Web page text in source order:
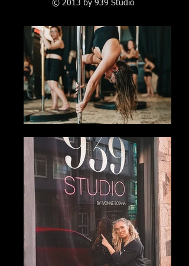
© 2013 by 939 Studio